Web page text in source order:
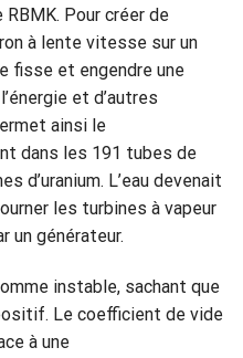
Pour créer de
à lente vitesse sur un
fisse et engendre une
et d’autres
ainsi le
dans les 191 tubes de
d’uranium. L’eau devenait
les turbines à vapeur
un générateur.
instable, sachant que
Le coefficient de vide
à une